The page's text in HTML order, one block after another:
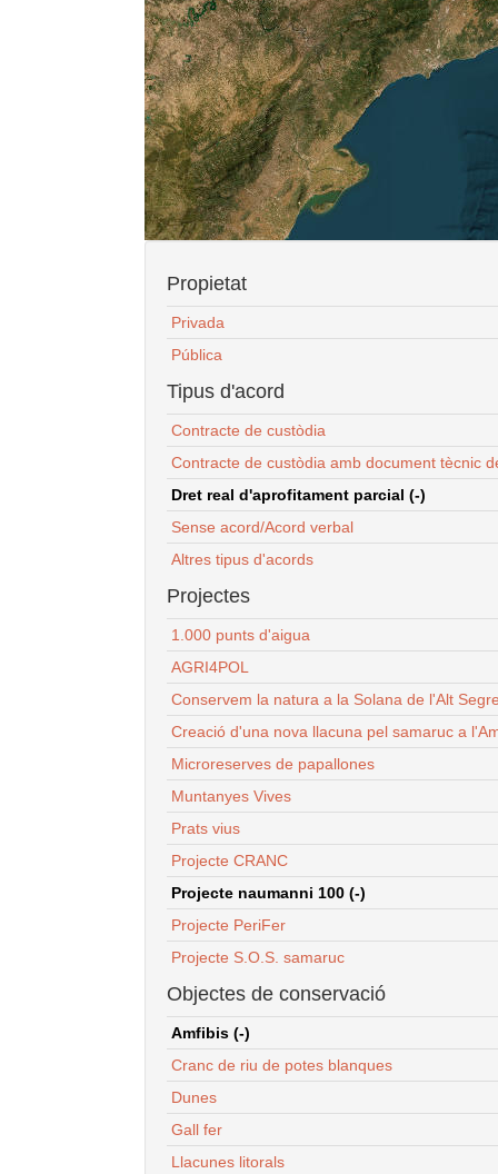
Propietat
Privada
Pública
Tipus d'acord
Contracte de custòdia
Contracte de custòdia amb document tècnic
Dret real d'aprofitament parcial (-)
Sense acord/Acord verbal
Altres tipus d'acords
Projectes
1.000 punts d'aigua
AGRI4POL
Conservem la natura a la Solana de l'Alt
Creació d'una nova llacuna pel samaruc a
Microreserves de papallones
Muntanyes Vives
Prats vius
Projecte CRANC
Projecte naumanni 100 (-)
Projecte PeriFer
Projecte S.O.S. samaruc
Objectes de conservació
Amfibis (-)
Cranc de riu de potes blanques
Dunes
Gall fer
Llacunes litorals